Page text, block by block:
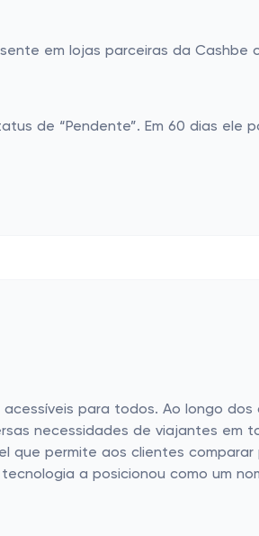
em lojas parceiras da Cashbe
de “Pendente”. Em 60 dias ele
para todos. Ao longo
necessidades de viajantes em
permite aos clientes
a posicionou como um